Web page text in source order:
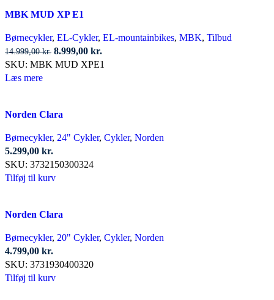
MBK MUD XP E1
Børnecykler, EL-Cykler, EL-mountainbikes, MBK, Tilbud
14.999,00kr. Den
oprindelige
8.999,00 kr.
aktuelle
SKU: MBK MUD XPE1
Læs mere
Norden Clara
Børnecykler, 24" Cykler, Cykler, Norden
5.299,00 kr.
SKU: 3732150300324
Tilføj til kurv
Norden Clara
Børnecykler, 20" Cykler, Cykler, Norden
4.799,00 kr.
SKU: 3731930400320
Tilføj til kurv